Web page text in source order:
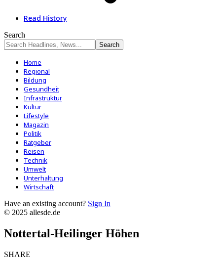
Read History
Search
Home
Regional
Bildung
Gesundheit
Infrastruktur
Kultur
Lifestyle
Magazin
Politik
Ratgeber
Reisen
Technik
Umwelt
Unterhaltung
Wirtschaft
Have an existing account? Sign In
© 2025 allesde.de
Nottertal-Heilinger Höhen
SHARE